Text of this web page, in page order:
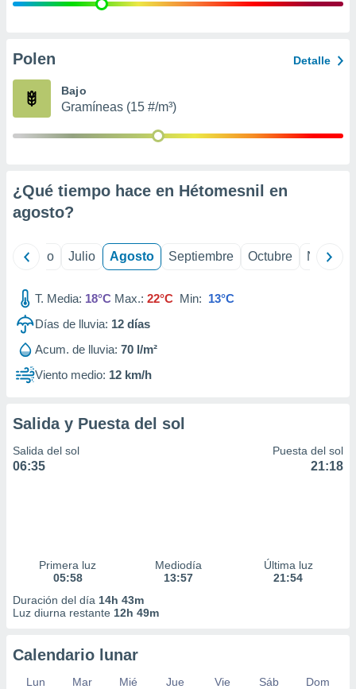
e
publicidad
Polen Detalle
Bajo
Gramíneas (15 #/m³)
¿Qué tiempo hace en Hétomesnil en
agosto?
Junio Julio Agosto Septiembre Octubre
T. Media: 18°C Max.: 22°C Min: 13°C
Días de lluvia: 12 días
Acum. de lluvia: 70 l/m²
Viento medio: 12 km/h
Salida y Puesta del sol
Salida del sol
06:35
Puesta del sol
21:18
Primera luz
05:58
Mediodía
13:57
Última luz
21:54
Duración del día 14h 43m
Luz diurna restante 12h 49m
Calendario lunar
Lun Mar Mié Jue Vie Sáb
Dom